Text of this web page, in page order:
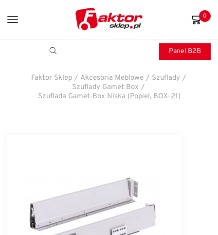
0
Panel B2B
Faktor Sklep / Akcesoria Meblowe / Szuflady /
Szuflady Gamet Box /
Szuflada Gamet-Box Niska (Popiel, BOX-21)